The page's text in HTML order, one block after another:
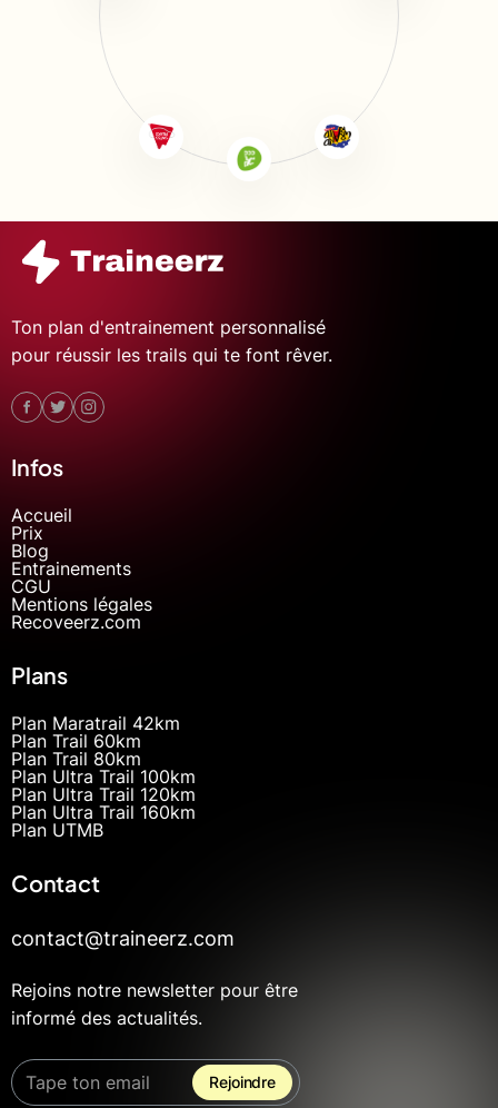
Ton plan d'entrainement personnalisé
pour réussir les trails qui te font rêver.
Infos
Accueil
Prix
Blog
Entrainements
CGU
Mentions légales
Recoveerz.com
Plans
Plan Maratrail 42km
Plan Trail 60km
Plan Trail 80km
Plan Ultra Trail 100km
Plan Ultra Trail 120km
Plan Ultra Trail 160km
Plan UTMB
Contact
contact@traineerz.com
Rejoins notre newsletter pour être
informé des actualités.